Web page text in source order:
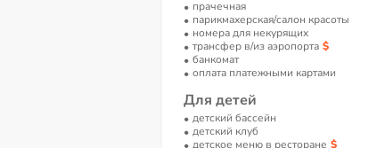
прачечная
парикмахерская/салон красоты
номера для некурящих
трансфер в/из аэропорта
банкомат
оплата платежными картами
Для детей
детский бассейн
детский клуб
детское меню в ресторане